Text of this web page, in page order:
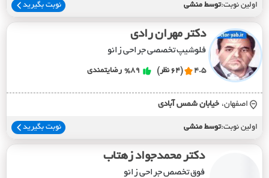
اولین نوبت:توسط منشی نوبت بگیرید
دکتر مهران رادی
فلوشیپ تخصصی جراحی زانو
4.5 (64 نظر) %89 رضایتمندی
اصفهان، خيابان شمس آبادي
اولین نوبت:توسط منشی نوبت بگیرید
دکتر محمدجواد زهتاب
فوق تخصص جراحی زانو